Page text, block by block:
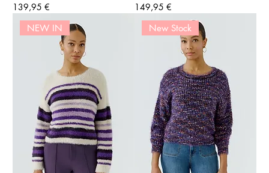
Preis
139,95 € Preis
149,95 €
NEW IN
New Stock